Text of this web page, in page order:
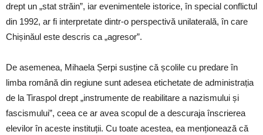
drept un „stat străin”, iar evenimentele istorice, în special conflictul
din 1992, ar fi interpretate dintr-o perspectivă unilaterală, în care
Chișinăul este descris ca „agresor”.
De asemenea, Mihaela Șerpi susține că școlile cu predare în
limba română din regiune sunt adesea etichetate de administrația
de la Tiraspol drept „instrumente de reabilitare a nazismului și
fascismului”, ceea ce ar avea scopul de a descuraja înscrierea
elevilor în aceste instituții. Cu toate acestea, ea menționează că